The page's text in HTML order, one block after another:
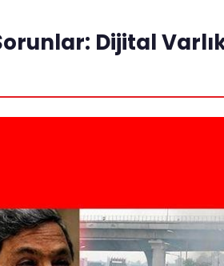
Dijital